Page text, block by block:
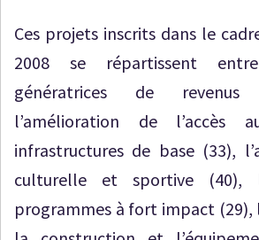
Ces projets inscrits dans le
2008 se répartissent
génératrices de
l’amélioration de l’accès
infrastructures de base (33),
culturelle et sportive (40),
programmes à fort impact